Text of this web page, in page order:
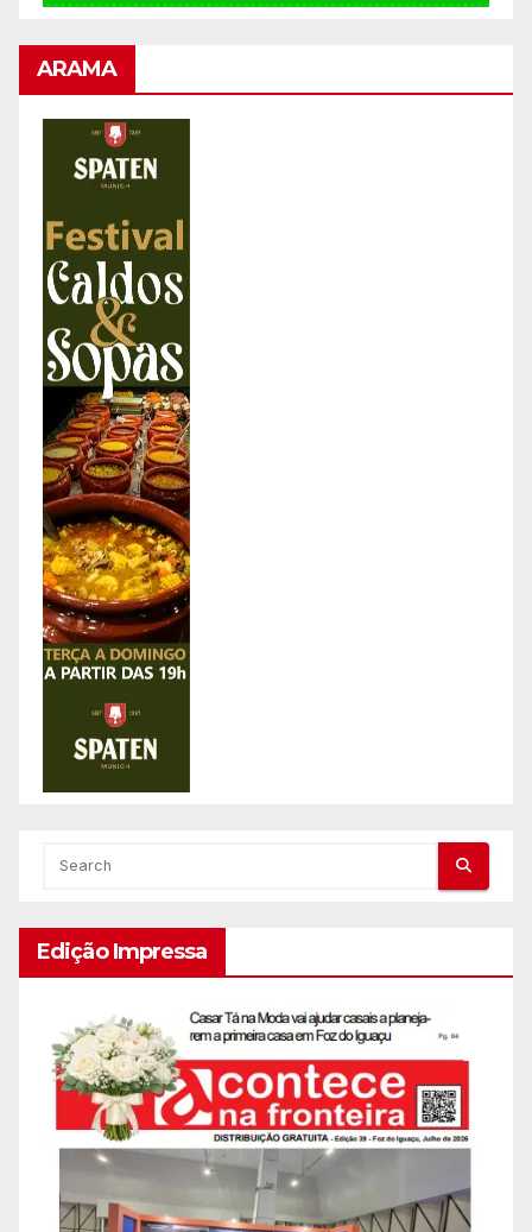
ARAMA
Edição Impressa